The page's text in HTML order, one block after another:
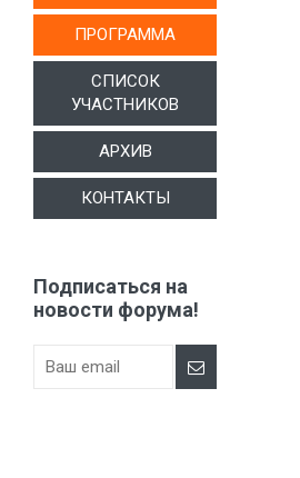
ПРОГРАММА
СПИСОК
УЧАСТНИКОВ
АРХИВ
КОНТАКТЫ
Подписаться на
новости форума!